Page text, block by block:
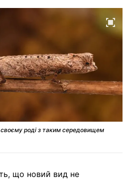
роді з таким середовищем
що новий вид не